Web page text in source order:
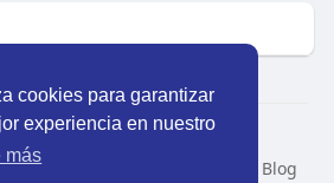
cookies para garantizar
experiencia en nuestro
más
2026 Perú Activo
Blog